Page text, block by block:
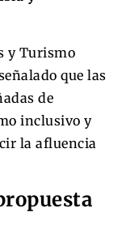
y Turismo
que las
de
inclusivo y
la afluencia